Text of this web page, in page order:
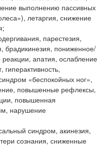
выполнению пассивных
летаргия, снижение
парестезия,
брадикинезия, пониженное/
апатия, ослабление
гиперактивность,
«беспокойных ног»,
повышенные рефлексы,
повышенная
нарушение
синдром, акинезия,
сознания, сниженные